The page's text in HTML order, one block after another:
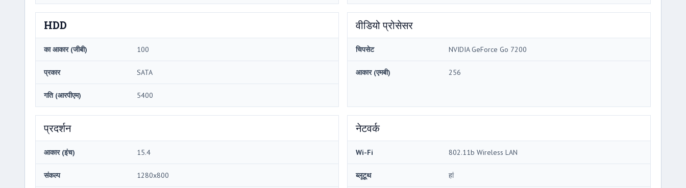
HDD
का आकार (जीबी) 100
प्रकार SATA
गति (आरपीएम) 5400
वीडियो प्रोसेसर
चिपसेट NVIDIA GeForce Go 7200
आकार (एमबी) 256
प्रदर्शन
आकार (इंच) 15.4
संकल्प 1280x800
नेटवर्क
Wi-Fi 802.11b Wireless LAN
ब्लूटूथ हां